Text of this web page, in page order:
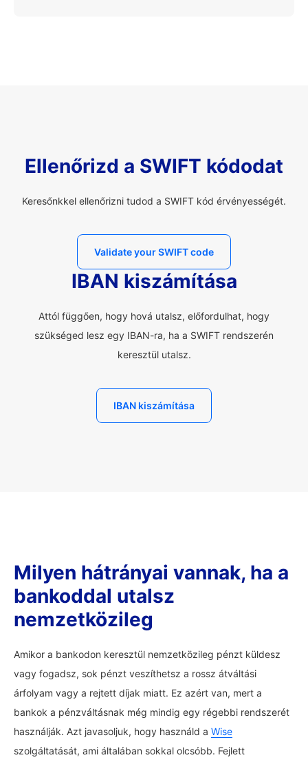
Ellenőrizd a SWIFT kódodat
Keresőnkkel ellenőrizni tudod a SWIFT kód érvényességét.
Validate your SWIFT code
IBAN kiszámítása
Attól függően, hogy hová utalsz, előfordulhat, hogy
szükséged lesz egy IBAN-ra, ha a SWIFT rendszerén
keresztül utalsz.
IBAN kiszámítása
Milyen hátrányai vannak, ha a
bankoddal utalsz
nemzetközileg
Amikor a bankodon keresztül nemzetközileg pénzt küldesz
vagy fogadsz, sok pénzt veszíthetsz a rossz átváltási
árfolyam vagy a rejtett díjak miatt. Ez azért van, mert a
bankok a pénzváltásnak még mindig egy régebbi rendszerét
használják. Azt javasoljuk, hogy használd a Wise
szolgáltatását, ami általában sokkal olcsóbb. Fejlett